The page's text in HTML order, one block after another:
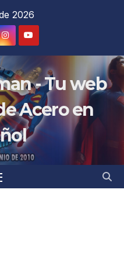
2026
- Tu web
Acero en